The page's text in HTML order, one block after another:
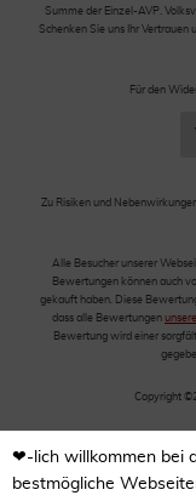
Summe der Einzel-AVP.
Schenken Sie uns Ihr Vertrauen
Für den
Zu Risiken und
Alle Besucher unserer
Bewertungen können auch
gekauft haben. Diese
dass alle Bewertungen
Bewertung wird einer
Copyright
❤-lich willkommen bei
bestmögliche